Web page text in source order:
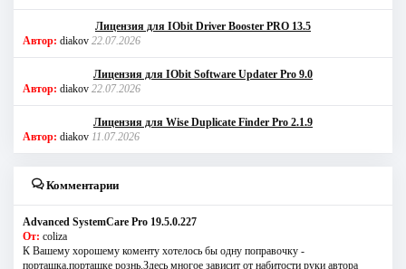
Лицензия для IObit Driver Booster PRO 13.5
Автор: diakov 22.07.2026
Лицензия для IObit Software Updater Pro 9.0
Автор: diakov 22.07.2026
Лицензия для Wise Duplicate Finder Pro 2.1.9
Автор: diakov 11.07.2026
Комментарии
Advanced SystemCare Pro 19.5.0.227
От: coliza
К Вашему хорошему коменту хотелось бы одну поправочку -
порташка,порташке рознь.Здесь многое зависит от набитости руки автора